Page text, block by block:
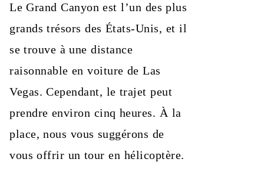
Le Grand Canyon est l’un des plus
grands trésors des États-Unis, et il
se trouve à une distance
raisonnable en voiture de Las
Vegas. Cependant, le trajet peut
prendre environ cinq heures. À la
place, nous vous suggérons de
vous offrir un tour en hélicoptère.